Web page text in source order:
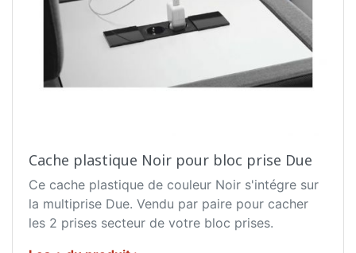
Cache plastique Noir pour bloc prise Due
Ce cache plastique de couleur Noir s'intégre sur
la multiprise Due. Vendu par paire pour cacher
les 2 prises secteur de votre bloc prises.